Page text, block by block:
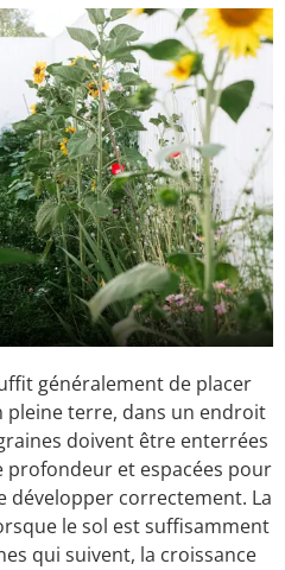
généralement de placer
pleine terre, dans un endroit
doivent être enterrées
profondeur et espacées pour
développer correctement. La
le sol est suffisamment
qui suivent, la croissance